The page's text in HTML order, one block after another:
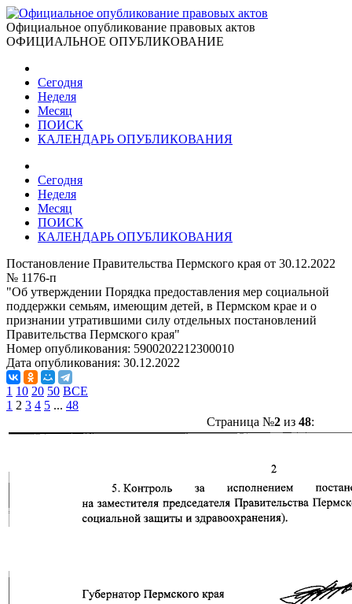
Официальное опубликование правовых актов
ОФИЦИАЛЬНОЕ ОПУБЛИКОВАНИЕ
Сегодня
Неделя
Месяц
ПОИСК
КАЛЕНДАРЬ ОПУБЛИКОВАНИЯ
Сегодня
Неделя
Месяц
ПОИСК
КАЛЕНДАРЬ ОПУБЛИКОВАНИЯ
Постановление Правительства Пермского края от 30.12.2022
№ 1176-п
"Об утверждении Порядка предоставления мер социальной
поддержки семьям, имеющим детей, в Пермском крае и о
признании утратившими силу отдельных постановлений
Правительства Пермского края"
Номер опубликования: 5900202212300010
Дата опубликования: 30.12.2022
1 10 20 50 ВСЕ
1 2 3 4 5 ... 48
Страница №2из 48: